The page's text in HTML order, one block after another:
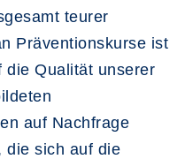
teurer
Präventionskurse ist
die Qualität unserer
auf Nachfrage
die sich auf die